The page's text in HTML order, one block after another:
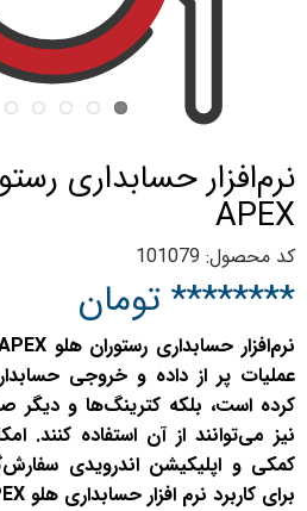
نرم‌افزار حسابداری
APEX
کد محصول: 101079
******** تومان
عملیات پر از داده و خروجی
کرده است، بلکه کترینگ‌ها و دیگر
نیز می‌توانند از آن استفاده کنند.
کمکی و اپلیکیشن اندرویدی
برای کاربرد نرم‌ افزار حسابداری هلو APEX در رستوران‌هاست.